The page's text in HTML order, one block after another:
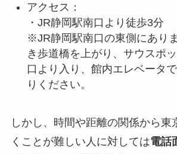
アクセス：
・JR静岡駅南口より徒歩3分
※JR静岡駅南口の東側にあり
き歩道橋を上がり、サウスポ
口より入り、館内エレベータ
りください。
しかし、時間や距離の関係から東
くことが難しい人に対しては電話